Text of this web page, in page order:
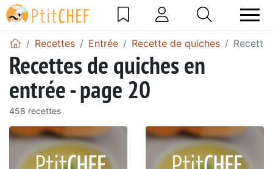
Recettes Entrée Recette de quiches Recette
Recettes de quiches en
entrée - page 20
458 recettes